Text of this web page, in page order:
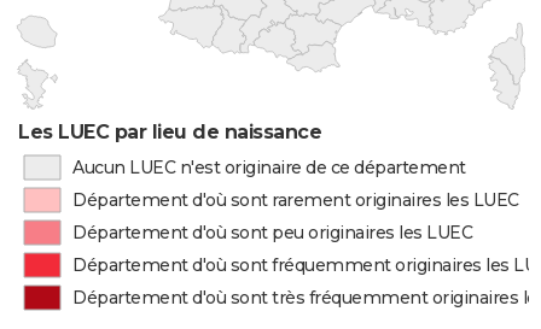
Les LUEC par lieu de naissance
Aucun LUEC n'est originaire de ce département
Département d'où sont rarement originaires les LUEC
Département d'où sont peu originaires les LUEC
Département d'où sont fréquemment originaires les
Département d'où sont très fréquemment originaires